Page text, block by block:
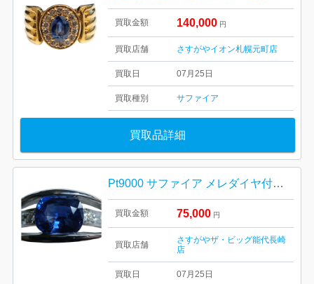
買取金額 140,000 円
買取店舗 さすがやイオン札幌元町店
買取日 07月25日
買取種別 サファイア
買取品詳細
Pt9000 サファイア メレダイヤ付きリング 買取り
買取金額 75,000 円
買取店舗
さすがやザ・ビッグ能代長崎
店
買取日 07月25日